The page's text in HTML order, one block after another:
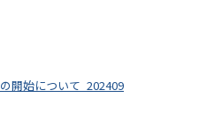
開始について_202409